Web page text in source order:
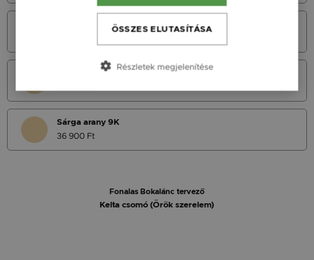
Vörös Arany 14K
Sárga Arany 14K
Sárga arany 9K
36 900 Ft
Fonalas Bokalánc tervező
Kelta csomó (Örök szerelem)
ÖSSZES ELUTASÍTÁSA
Részletek megjelenítése